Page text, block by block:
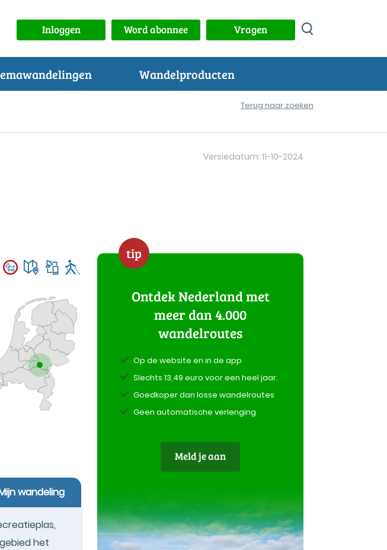
Inloggen Word abonnee Vragen
Wandelproducten
Terug naar zoeken
Versiedatum: 11-10-2024
wandeling
het
tip
Ontdek Nederland met
meer dan 4.000
wandelroutes
Op de website en in de app
Slechts 13,49 euro voor een heel jaar.
Goedkoper dan losse wandelroutes
Geen automatische verlenging
Meld je aan